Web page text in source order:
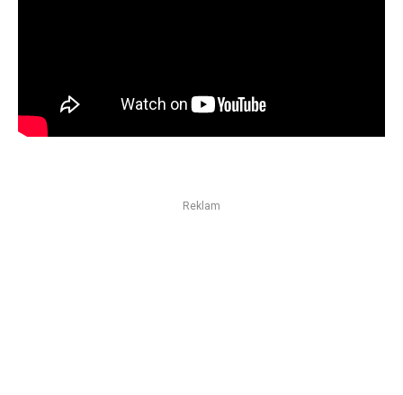
Reklam